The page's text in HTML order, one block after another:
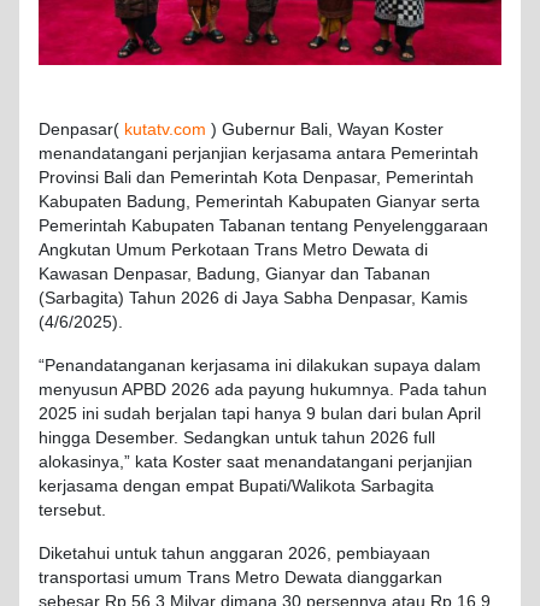
Denpasar( kutatv.com ) Gubernur Bali, Wayan Koster
menandatangani perjanjian kerjasama antara Pemerintah
Provinsi Bali dan Pemerintah Kota Denpasar, Pemerintah
Kabupaten Badung, Pemerintah Kabupaten Gianyar serta
Pemerintah Kabupaten Tabanan tentang Penyelenggaraan
Angkutan Umum Perkotaan Trans Metro Dewata di
Kawasan Denpasar, Badung, Gianyar dan Tabanan
(Sarbagita) Tahun 2026 di Jaya Sabha Denpasar, Kamis
(4/6/2025).
“Penandatanganan kerjasama ini dilakukan supaya dalam
menyusun APBD 2026 ada payung hukumnya. Pada tahun
2025 ini sudah berjalan tapi hanya 9 bulan dari bulan April
hingga Desember. Sedangkan untuk tahun 2026 full
alokasinya,” kata Koster saat menandatangani perjanjian
kerjasama dengan empat Bupati/Walikota Sarbagita
tersebut.
Diketahui untuk tahun anggaran 2026, pembiayaan
transportasi umum Trans Metro Dewata dianggarkan
sebesar Rp 56,3 Milyar dimana 30 persennya atau Rp 16,9